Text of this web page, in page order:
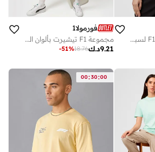
تيشيرت من مجموعة F1 لسباق جائزة ميامي الكبرى
فورمولا1
مجموعة F1 تيشيرت بألوان الباستيل
د.ك9.21
18.76
-51%
00:30:00